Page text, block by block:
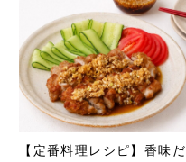
【定番料理レシピ】香味だ